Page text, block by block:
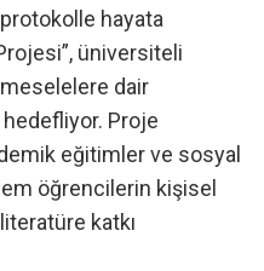
protokolle hayata
üniversiteli
dair
hedefliyor. Proje
eğitimler ve sosyal
öğrencilerin kişisel
katkı